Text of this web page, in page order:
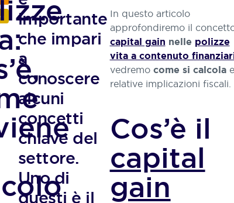
le
importante
che impari
a
conoscere
alcuni
concetti
chiave del
settore.
Uno di
questi è il
In questo articolo
approfondiremo il
capital gain nelle polizze
vita a contenuto
vedremo come si calcola
relative implicazioni fiscali.
Cos’è il
capital
gain